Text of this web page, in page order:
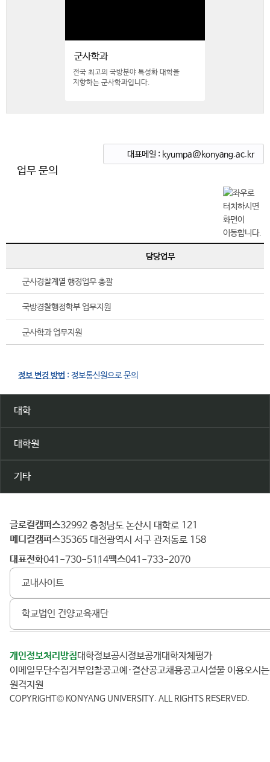
군사학과
전국 최고의 국방분야 특성화 대학을
지향하는 군사학과입니다.
대표메일 : kyumpa@konyang.ac.kr
업무 문의
담당업무
군사경찰계열 행정업무 총괄
국방경찰행정학부 업무지원
군사학과 업무지원
정보 변경 방법 : 정보통신원으로 문의
대학
대학원
기타
건
양
대
학
글로컬캠퍼스 32992 충청남도 논산시 대학로 121
메디컬캠퍼스 35365 대전광역시 서구 관저동로 158
대표전화 041-730-5114 팩스 041-733-2070
교내사이트
학교법인 건양교육재단
개인정보처리방침 대학정보공시 정보공개
대학자체평가
이메일무단수집거부
입찰공고 예·결산공고 채용공고 시설물 이용
오시
원격지원
COPYRIGHT© KONYANG UNIVERSITY. ALL RIGHTS RESERVED.